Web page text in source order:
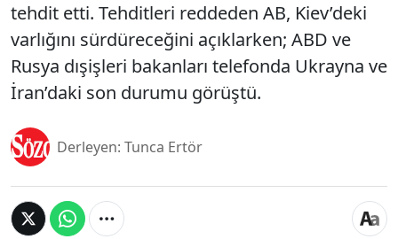
tehdit etti. Tehditleri reddeden AB, Kiev’deki
varlığını sürdüreceğini açıklarken; ABD ve
Rusya dışişleri bakanları telefonda Ukrayna ve
İran’daki son durumu görüştü.
Derleyen: Tunca Ertör